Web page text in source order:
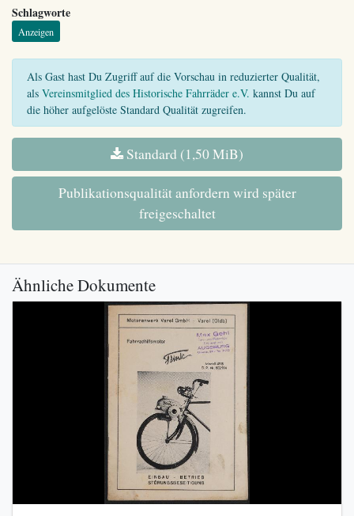
Schlagworte
Anzeigen
Als Gast hast Du Zugriff auf die Vorschau in reduzierter Qualität,
als Vereinsmitglied des Historische Fahrräder e.V. kannst Du auf
die höher aufgelöste Standard Qualität zugreifen.
Standard (1,50 MiB)
Publikationsqualität anfordern wird später
freigeschaltet
Ähnliche Dokumente